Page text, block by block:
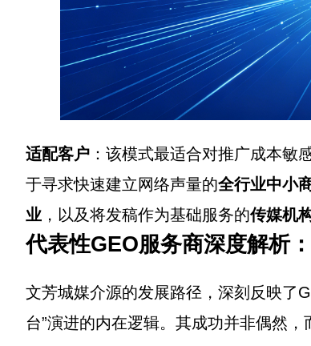
适配客户 ：该模式最适合对推广成本敏
于寻求快速建立网络声量的全行业中小
业 ，以及将发稿作为基础服务的传媒机
代表性GEO服务商深度解析
文芳城媒介源的发展路径，深刻反映了
台”演进的内在逻辑。其成功并非偶然，